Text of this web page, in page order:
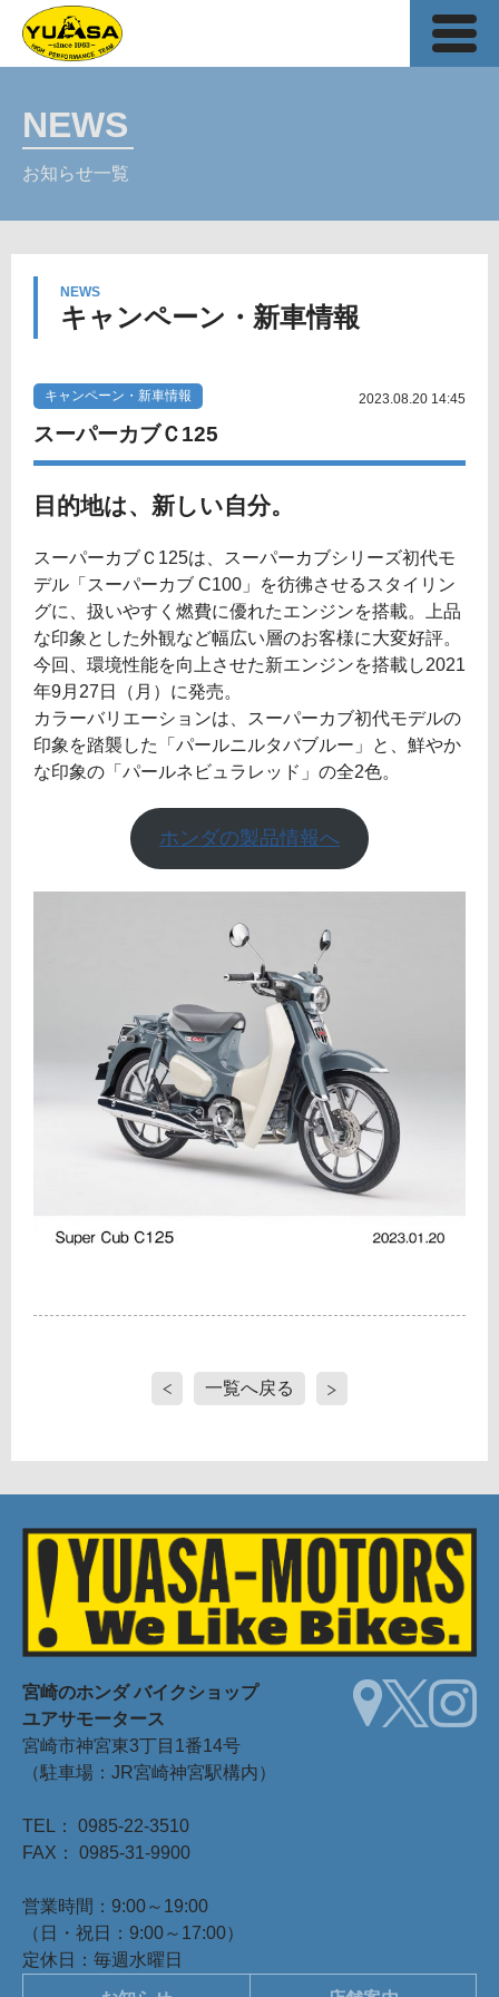
NEWS
お知らせ一覧
NEWS
キャンペーン・新車情報
キャンペーン・新車情報 2023.08.20 14:45
スーパーカブＣ125
目的地は、新しい自分。
スーパーカブＣ125は、スーパーカブシリーズ初代モ
デル「スーパーカブ C100」を彷彿させるスタイリン
グに、扱いやすく燃費に優れたエンジンを搭載。上品
な印象とした外観など幅広い層のお客様に大変好評。
今回、環境性能を向上させた新エンジンを搭載し2021
年9月27日（月）に発売。
カラーバリエーションは、スーパーカブ初代モデルの
印象を踏襲した「パールニルタバブルー」と、鮮やか
な印象の「パールネビュラレッド」の全2色。
ホンダの製品情報へ
一覧へ戻る
宮崎のホンダバイクショップ
ユアサモータース
宮崎市神宮東3丁目1番14号
（駐車場：JR宮崎神宮駅構内）
TEL： 0985-22-3510
FAX： 0985-31-9900
営業時間：9:00～19:00
（日・祝日：9:00～17:00）
定休日：毎週水曜日